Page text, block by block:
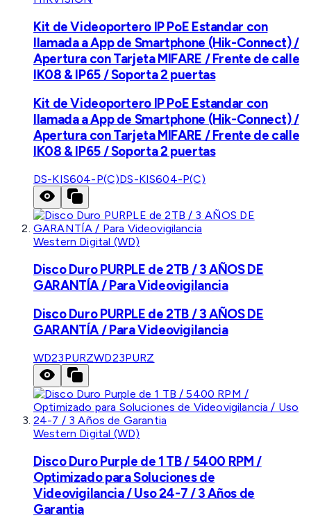
Kit de Videoportero IP PoE Estandar con
llamada a App de Smartphone (Hik-Connect) /
Apertura con Tarjeta MIFARE / Frente de calle
IK08 & IP65 / Soporta 2 puertas
Kit de Videoportero IP PoE Estandar con
llamada a App de Smartphone (Hik-Connect) /
Apertura con Tarjeta MIFARE / Frente de calle
IK08 & IP65 / Soporta 2 puertas
DS-KIS604-P(C)DS-KIS604-P(C)
Western Digital (WD)
Disco Duro PURPLE de 2TB / 3 AÑOS DE
GARANTÍA / Para Videovigilancia
Disco Duro PURPLE de 2TB / 3 AÑOS DE
GARANTÍA / Para Videovigilancia
WD23PURZWD23PURZ
Western Digital (WD)
Disco Duro Purple de 1 TB / 5400 RPM /
Optimizado para Soluciones de
Videovigilancia / Uso 24-7 / 3 Años de
Garantia